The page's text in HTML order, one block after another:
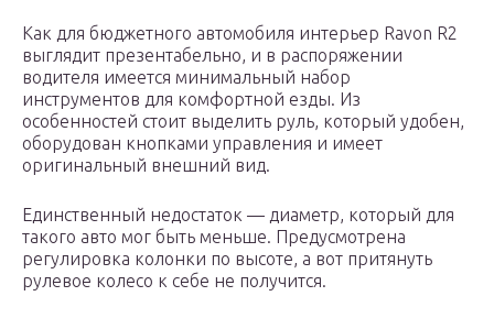
Как для бюджетного автомобиля интерьер Ravon R2
выглядит презентабельно, и в распоряжении
водителя имеется минимальный набор
инструментов для комфортной езды. Из
особенностей стоит выделить руль, который удобен,
оборудован кнопками управления и имеет
оригинальный внешний вид.
Единственный недостаток — диаметр, который для
такого авто мог быть меньше. Предусмотрена
регулировка колонки по высоте, а вот притянуть
рулевое колесо к себе не получится.